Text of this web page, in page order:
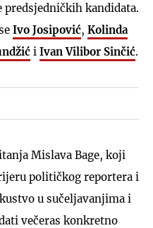
predsjedničkih kandidata.
Ivo Josipović, Kolinda
i Ivan Vilibor Sinčić.
Mislava Bage, koji
političkog reportera i
u sučeljavanjima i
večeras konkretno